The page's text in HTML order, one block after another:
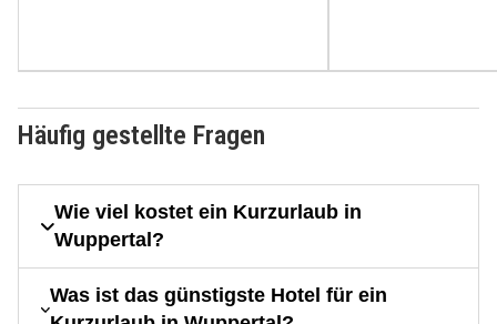
Häufig gestellte Fragen
Wie viel kostet ein Kurzurlaub in
Wuppertal?
Was ist das günstigste Hotel für ein